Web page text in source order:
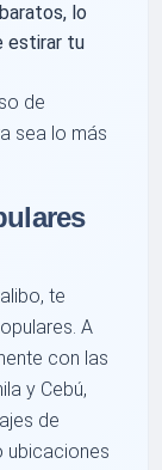
lo
estirar tu
de
sea lo más
te
A
con las
y Cebú,
de
ubicaciones